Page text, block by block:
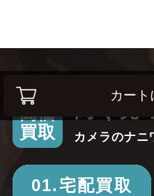
カート
高価
買取
カメラのナニ
01.宅配買取